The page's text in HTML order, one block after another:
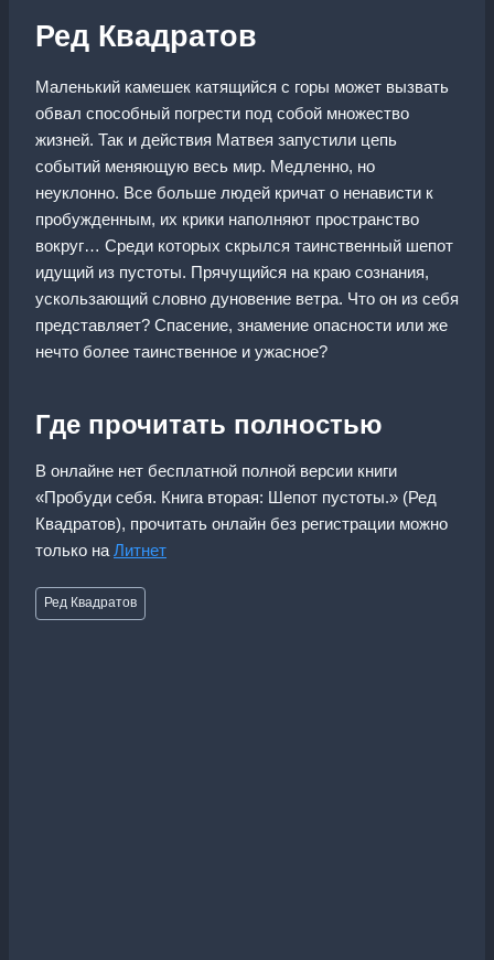
Ред Квадратов
Маленький камешек катящийся с горы может вызвать
обвал способный погрести под собой множество
жизней. Так и действия Матвея запустили цепь
событий меняющую весь мир. Медленно, но
неуклонно. Все больше людей кричат о ненависти к
пробужденным, их крики наполняют пространство
вокруг… Среди которых скрылся таинственный шепот
идущий из пустоты. Прячущийся на краю сознания,
ускользающий словно дуновение ветра. Что он из себя
представляет? Спасение, знамение опасности или же
нечто более таинственное и ужасное?
Где прочитать полностью
В онлайне нет бесплатной полной версии книги
«Пробуди себя. Книга вторая: Шепот пустоты.» (Ред
Квадратов), прочитать онлайн без регистрации можно
только на Литнет
Метки
записи:
Ред Квадратов